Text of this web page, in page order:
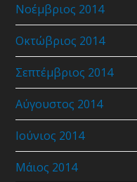
Νοέμβριος 2014
Οκτώβριος 2014
Σεπτέμβριος 2014
Αύγουστος 2014
Ιούνιος 2014
Μάιος 2014